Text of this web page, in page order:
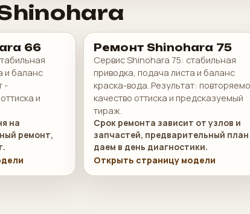
66
и баланс
-
и
на
ремонт,
Ремонт Shinohara 75
Сервис Shinohara 75: стабильная
приводка, подача листа и баланс
краска-вода. Результат:
качество оттиска и предсказуемый
тираж.
Срок ремонта зависит от узлов и
запчастей, предварительный план
даем в день диагностики.
Открыть страницу модели